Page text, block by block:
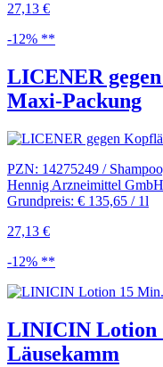
27,13 €
-12% **
LICENER
Maxi-Packung
PZN: 14275249 /
Hennig Arzneimittel
Grundpreis: € 135,65 / 1l
27,13 €
-12% **
LINICIN Lotion
Läusekamm